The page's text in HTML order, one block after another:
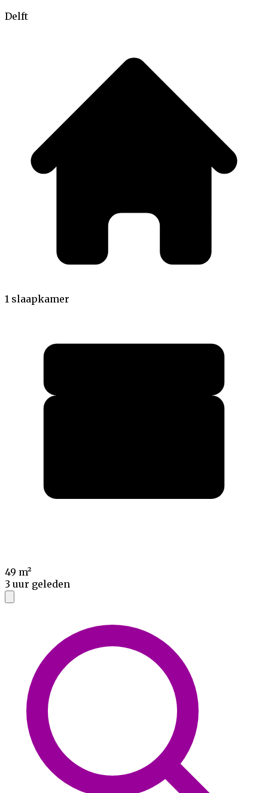
Delft
1 slaapkamer
49 m²
3 uur geleden